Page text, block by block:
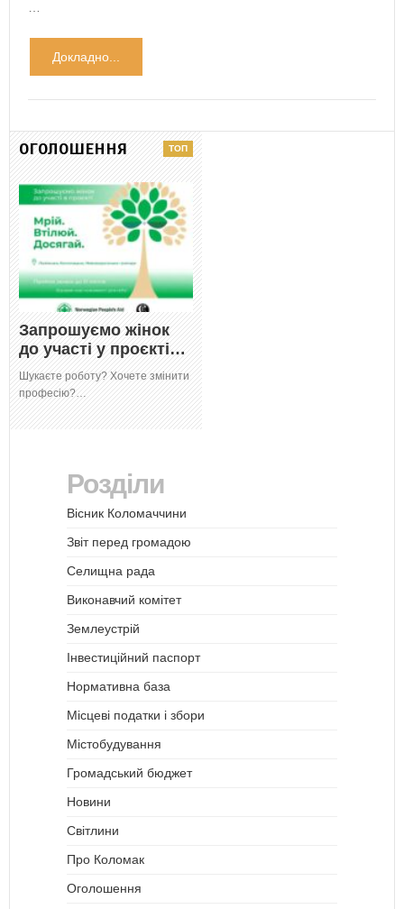
Докладно...
ОГОЛОШЕННЯ
Запрошуємо жінок
до участі у проєкті…
Шукаєте роботу? Хочете змінити
професію?…
Розділи
Вісник Коломаччини
Звіт перед громадою
Селищна рада
Виконавчий комітет
Землеустрій
Інвестиційний паспорт
Нормативна база
Місцеві податки і збори
Містобудування
Громадський бюджет
Новини
Світлини
Про Коломак
Оголошення